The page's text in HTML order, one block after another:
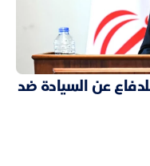
عن السيادة ضد